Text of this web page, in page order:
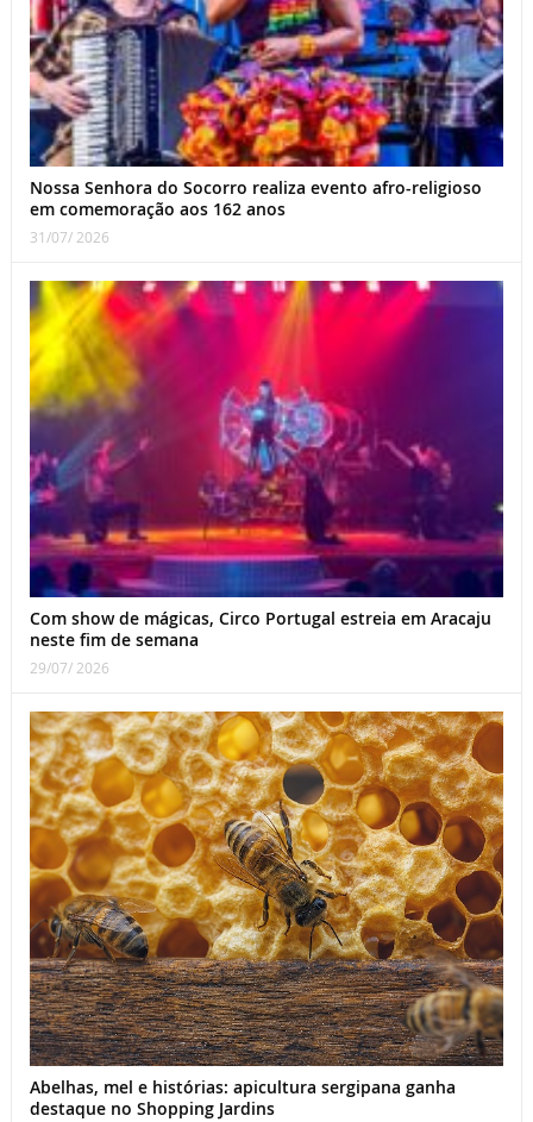
Nossa Senhora do Socorro realiza evento afro-religioso
em comemoração aos 162 anos
31/07/ 2026
Com show de mágicas, Circo Portugal estreia em Aracaju
neste fim de semana
29/07/ 2026
Abelhas, mel e histórias: apicultura sergipana ganha
destaque no Shopping Jardins